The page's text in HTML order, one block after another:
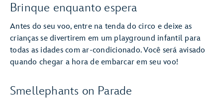
Brinque enquanto espera
Antes do seu voo, entre na tenda do circo e deixe as
crianças se divertirem em um playground infantil para
todas as idades com ar-condicionado. Você será avisado
quando chegar a hora de embarcar em seu voo!
Smellephants on Parade